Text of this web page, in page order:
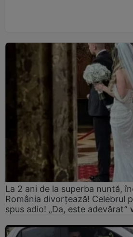
La 2 ani de la superba nuntă,
România divorțează! Celebrul
spus adio! „Da, este adevărat”